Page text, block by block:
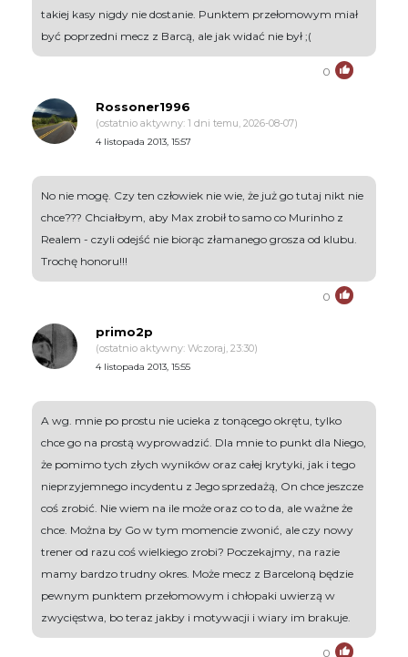
takiej kasy nigdy nie dostanie. Punktem przełomowym miał
być poprzedni mecz z Barcą, ale jak widać nie był ;(
0
Rossoner1996
(ostatnio aktywny: 1 dni temu, 2026-08-07)
4 listopada 2013, 15:57
No nie mogę. Czy ten człowiek nie wie, że już go tutaj nikt nie
chce??? Chciałbym, aby Max zrobił to samo co Murinho z
Realem - czyli odejść nie biorąc złamanego grosza od klubu.
Trochę honoru!!!
0
primo2p
(ostatnio aktywny: Wczoraj, 23:30)
4 listopada 2013, 15:55
A wg. mnie po prostu nie ucieka z tonącego okrętu, tylko
chce go na prostą wyprowadzić. Dla mnie to punkt dla Niego,
że pomimo tych złych wyników oraz całej krytyki, jak i tego
nieprzyjemnego incydentu z Jego sprzedażą, On chce jeszcze
coś zrobić. Nie wiem na ile może oraz co to da, ale ważne że
chce. Można by Go w tym momencie zwonić, ale czy nowy
trener od razu coś wielkiego zrobi? Poczekajmy, na razie
mamy bardzo trudny okres. Może mecz z Barceloną będzie
pewnym punktem przełomowym i chłopaki uwierzą w
zwycięstwa, bo teraz jakby i motywacji i wiary im brakuje.
0